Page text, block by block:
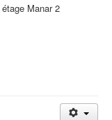
étage Manar 2